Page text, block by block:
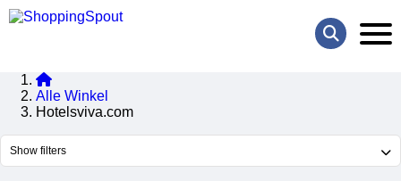
Alle Winkel
Hotelsviva.com
Show filters